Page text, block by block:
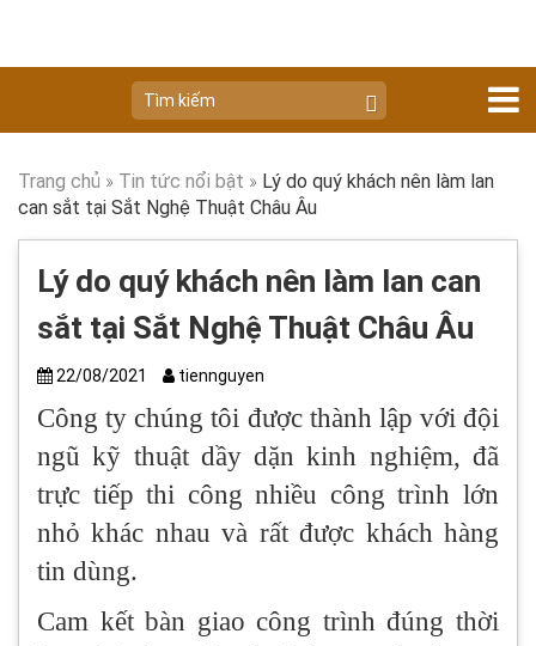
Trang chủ » Tin tức nổi bật » Lý do quý khách nên làm lan
can sắt tại Sắt Nghệ Thuật Châu Âu
Lý do quý khách nên làm lan can
sắt tại Sắt Nghệ Thuật Châu Âu
22/08/2021 tiennguyen
Công ty chúng tôi được thành lập với đội
ngũ kỹ thuật dầy dặn kinh nghiệm, đã
trực tiếp thi công nhiều công trình lớn
nhỏ khác nhau và rất được khách hàng
tin dùng.
Cam kết bàn giao công trình đúng thời